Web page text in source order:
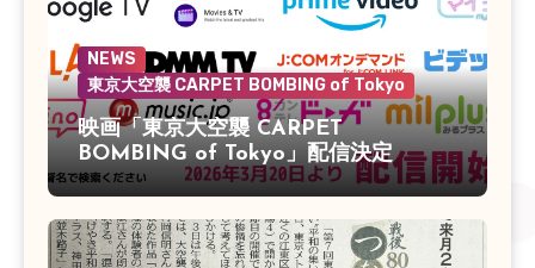
NEWS
東京大空襲 CARPET BOMBING of Tokyo
映画「東京大空襲 CARPET
BOMBING of Tokyo」配信決定